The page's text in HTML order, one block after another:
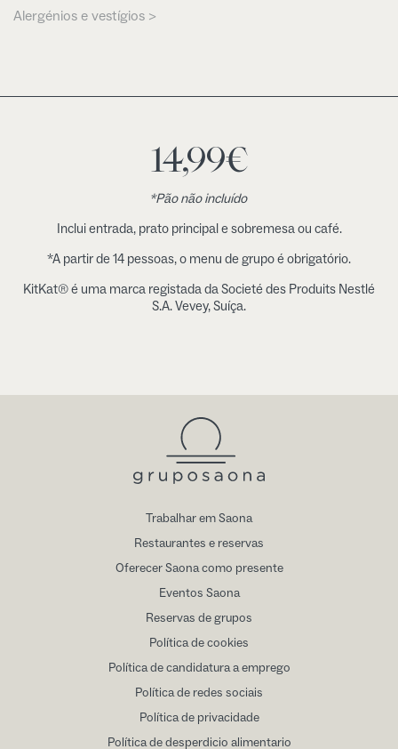
Alergénios e vestígios >
14,99€
*Pão não incluído
Inclui entrada, prato principal e sobremesa ou café.
*A partir de 14 pessoas, o menu de grupo é obrigatório.
KitKat® é uma marca registada da Societé des Produits Nestlé
S.A. Vevey, Suíça.
Trabalhar em Saona
Restaurantes e reservas
Oferecer Saona como presente
Eventos Saona
Reservas de grupos
Política de cookies
Política de candidatura a emprego
Política de redes sociais
Política de privacidade
Política de desperdicio alimentario